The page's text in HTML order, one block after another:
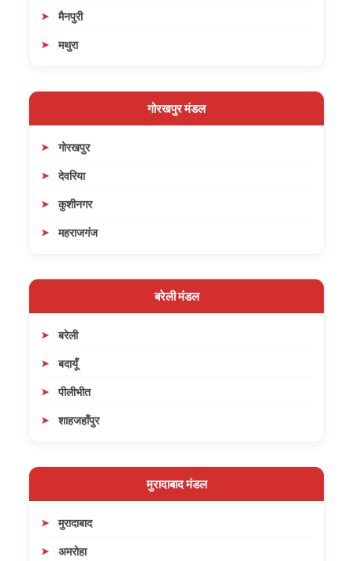
मैनपुरी
मथुरा
गोरखपुर मंडल
गोरखपुर
देवरिया
कुशीनगर
महराजगंज
बरेली मंडल
बरेली
बदायूँ
पीलीभीत
शाहजहाँपुर
मुरादाबाद मंडल
मुरादाबाद
अमरोहा